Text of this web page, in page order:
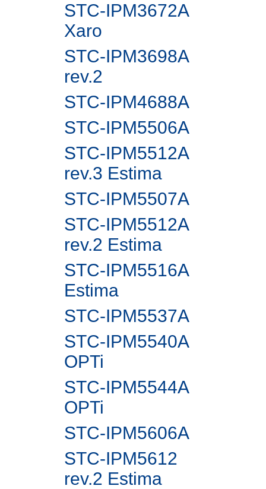
STC-IPM3672A
Xaro
STC-IPM3698A
rev.2
STC-IPM4688A
STC-IPM5506A
STC-IPM5512A
rev.3 Estima
STC-IPM5507A
STC-IPM5512A
rev.2 Estima
STC-IPM5516A
Estima
STC-IPM5537A
STC-IPM5540A
OPTi
STC-IPM5544A
OPTi
STC-IPM5606A
STC-IPM5612
rev.2 Estima